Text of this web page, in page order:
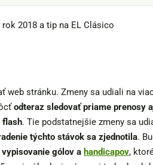
web stránku. Zmeny sa udiali na
odteraz sledovať priame prenosy
flash. Tie podstatnejšie zmeny sa
týchto stávok sa zjednotila.
gólov a handicapov,